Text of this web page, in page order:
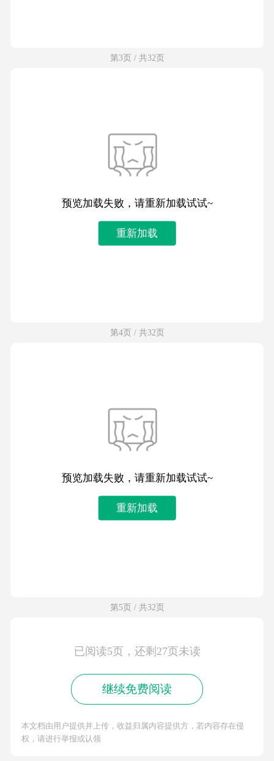
第3页 / 共32页
预览加载失败，请重新加载试试~
重新加载
第4页 / 共32页
预览加载失败，请重新加载试试~
重新加载
第5页 / 共32页
已阅读5页，还剩27页未读
继续免费阅读
本文档由用户提供并上传，收益归属内容提供方，若内容存在侵
权，请进行举报或认领